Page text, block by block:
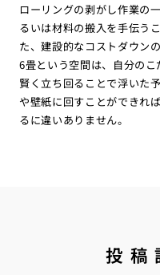
ローリングの剥がし作業の
るいは材料の搬入を手伝う
た、建設的なコストダウン
6畳という空間は、自分のこ
賢く立ち回ることで浮いた
や壁紙に回すことができれ
るに違いありません。
投稿